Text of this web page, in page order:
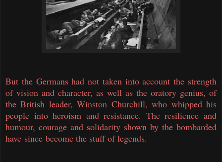
But the Germans had not taken into account the strength
of vision and character, as well as the oratory genius, of
the British leader, Winston Churchill, who whipped his
people into heroism and resistance. The resilience and
humour, courage and solidarity shown by the bombarded
have since become the stuff of legends.